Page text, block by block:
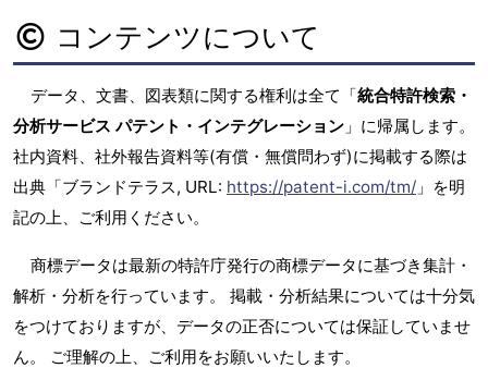
コンテンツについて
データ、文書、図表類に関する権利は全て「統合特許検索・
分析サービス パテント・インテグレーション 」に帰属します。
社内資料、社外報告資料等(有償・無償問わず)に掲載する際は
出典「ブランドテラス, URL: https://patent-i.com/tm/ 」を明
記の上、ご利用ください。
商標データは最新の特許庁発行の商標データに基づき集計・
解析・分析を行っています。 掲載・分析結果については十分気
をつけておりますが、データの正否については保証していませ
ん。 ご理解の上、ご利用をお願いいたします。